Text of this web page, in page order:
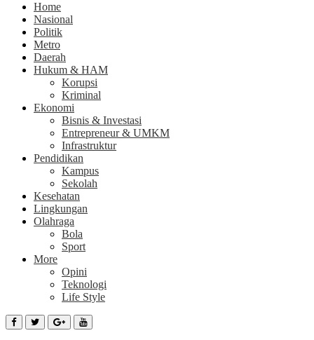
Home
Nasional
Politik
Metro
Daerah
Hukum & HAM
Korupsi
Kriminal
Ekonomi
Bisnis & Investasi
Entrepreneur & UMKM
Infrastruktur
Pendidikan
Kampus
Sekolah
Kesehatan
Lingkungan
Olahraga
Bola
Sport
More
Opini
Teknologi
Life Style